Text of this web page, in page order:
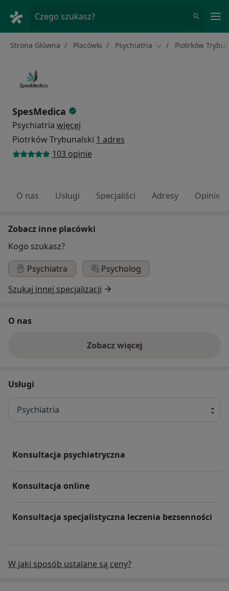
Czego szukasz?
Strona Główna Placówki Psychiatria Zmień miasto
Piotrków
SpesMedica
Psychiatria więcej
Piotrków Trybunalski 1 adres
103 opinie
O nas Usługi Specjaliści Adresy Opinie
Zobacz inne placówki
Kogo szukasz?
Psychiatra
Psycholog
Szukaj innej specjalizacji
O nas
Zobacz więcej
Usługi
Psychiatria
Konsultacja psychiatryczna
Konsultacja online
Konsultacja specjalistyczna leczenia bezsenności
W jaki sposób ustalane są ceny?